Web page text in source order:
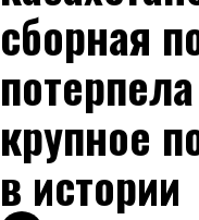
сборная
крупное
в истории